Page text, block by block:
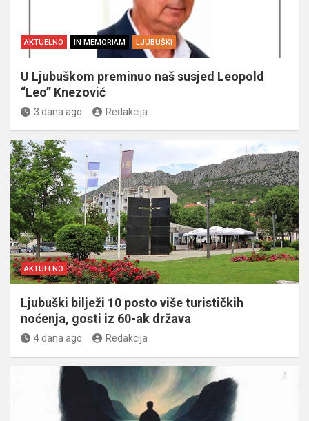
AKTUELNO IN MEMORIAM LJUBUŠKI
U Ljubuškom preminuo naš susjed Leopold
“Leo” Knezović
3 dana ago Redakcija
AKTUELNO
Ljubuški bilježi 10 posto više turističkih
noćenja, gosti iz 60-ak država
4 dana ago Redakcija